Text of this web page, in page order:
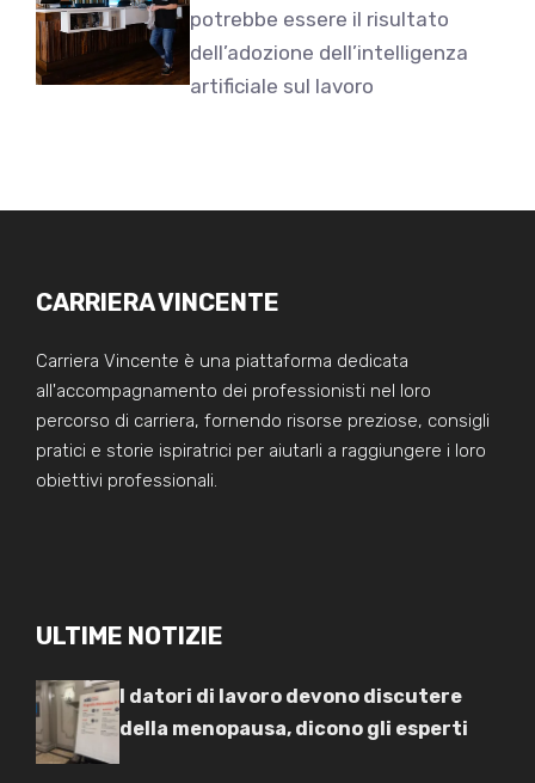
potrebbe essere il risultato
dell’adozione dell’intelligenza
artificiale sul lavoro
CARRIERA VINCENTE
Carriera Vincente è una piattaforma dedicata
all'accompagnamento dei professionisti nel loro
percorso di carriera, fornendo risorse preziose, consigli
pratici e storie ispiratrici per aiutarli a raggiungere i loro
obiettivi professionali.
ULTIME NOTIZIE
I datori di lavoro devono discutere
della menopausa, dicono gli esperti